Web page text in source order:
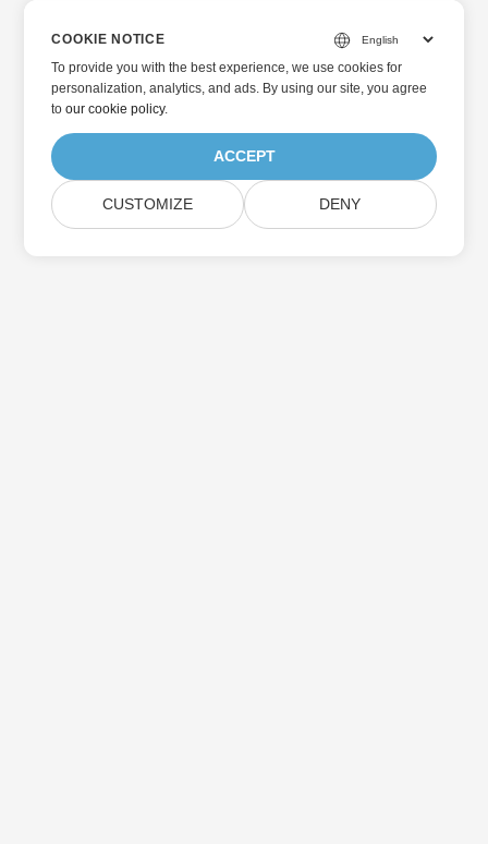
COOKIE NOTICE
To provide you with the best experience, we use cookies for
personalization, analytics, and ads. By using our site, you agree
toour cookie policy.
ACCEPT
CUSTOMIZE DENY